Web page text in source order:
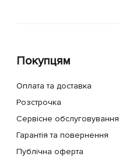
Покупцям
Оплата та доставка
Розстрочка
Сервісне обслуговування
Гарантія та повернення
Публічна оферта